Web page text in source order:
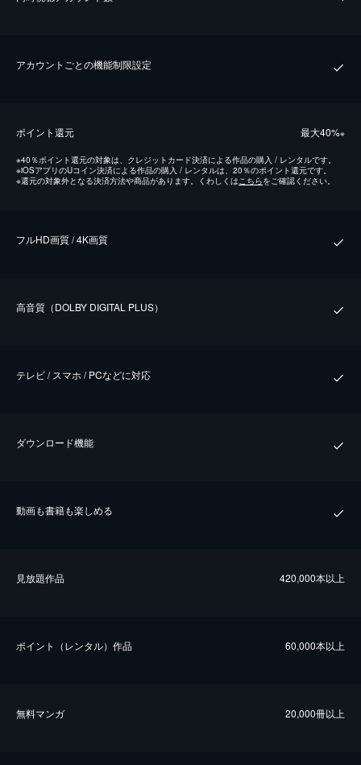
アカウントごとの機能制限設定
ポイント還元 最⼤40%※
※40％ポイント還元の対象は、クレジットカード決済による作品の購入 / レンタルです。
※iOSアプリのUコイン決済による作品の購入 / レンタルは、20％のポイント還元です。
※還元の対象外となる決済方法や商品があります。くわしくはこちらをご確認ください。
フルHD画質 / 4K画質
⾼⾳質（DOLBY DIGITAL PLUS）
テレビ / スマホ / PCなどに対応
ダウンロード機能
動画も書籍も楽しめる
⾒放題作品 420,000本以上
ポイント（レンタル）作品 60,000本以上
無料マンガ 20,000冊以上